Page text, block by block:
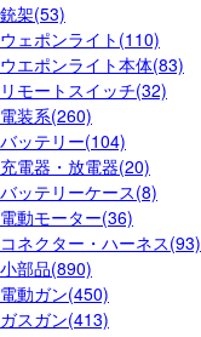
銃架(53)
ウェポンライト(110)
ウエポンライト本体(83)
リモートスイッチ(32)
電装系(260)
バッテリー(104)
充電器・放電器(20)
バッテリーケース(8)
電動モーター(36)
コネクター・ハーネス(93)
小部品(890)
電動ガン(450)
ガスガン(413)